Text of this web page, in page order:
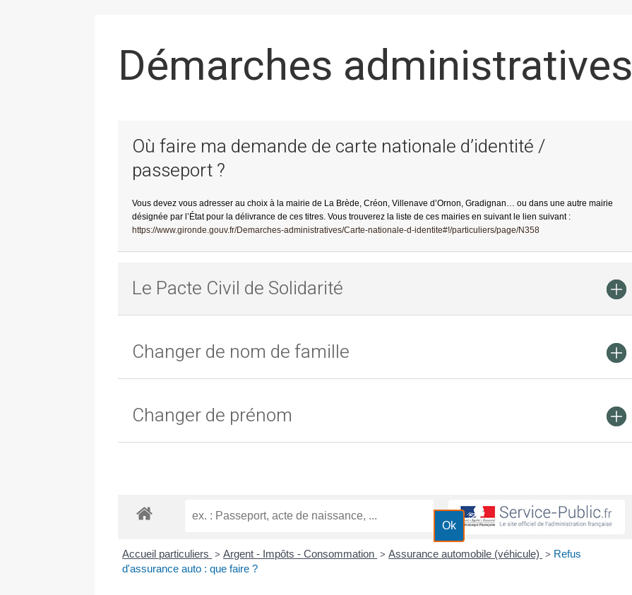
Démarches administratives
Où faire ma demande de carte nationale d’identité /
passeport ?
Vous devez vous adresser au choix à la mairie de La Brède, Créon, Villenave d’Ornon, Gradignan… ou dans une autre mairie
désignée par l’État pour la délivrance de ces titres. Vous trouverez la liste de ces mairies en suivant le lien suivant :
https://www.gironde.gouv.fr/Demarches-administratives/Carte-nationale-d-identite#!/particuliers/page/N358
Le Pacte Civil de Solidarité
Changer de nom de famille
Changer de prénom
Accueil particuliers > Argent - Impôts - Consommation > Assurance automobile (véhicule) > Refus
d'assurance auto : que faire ?